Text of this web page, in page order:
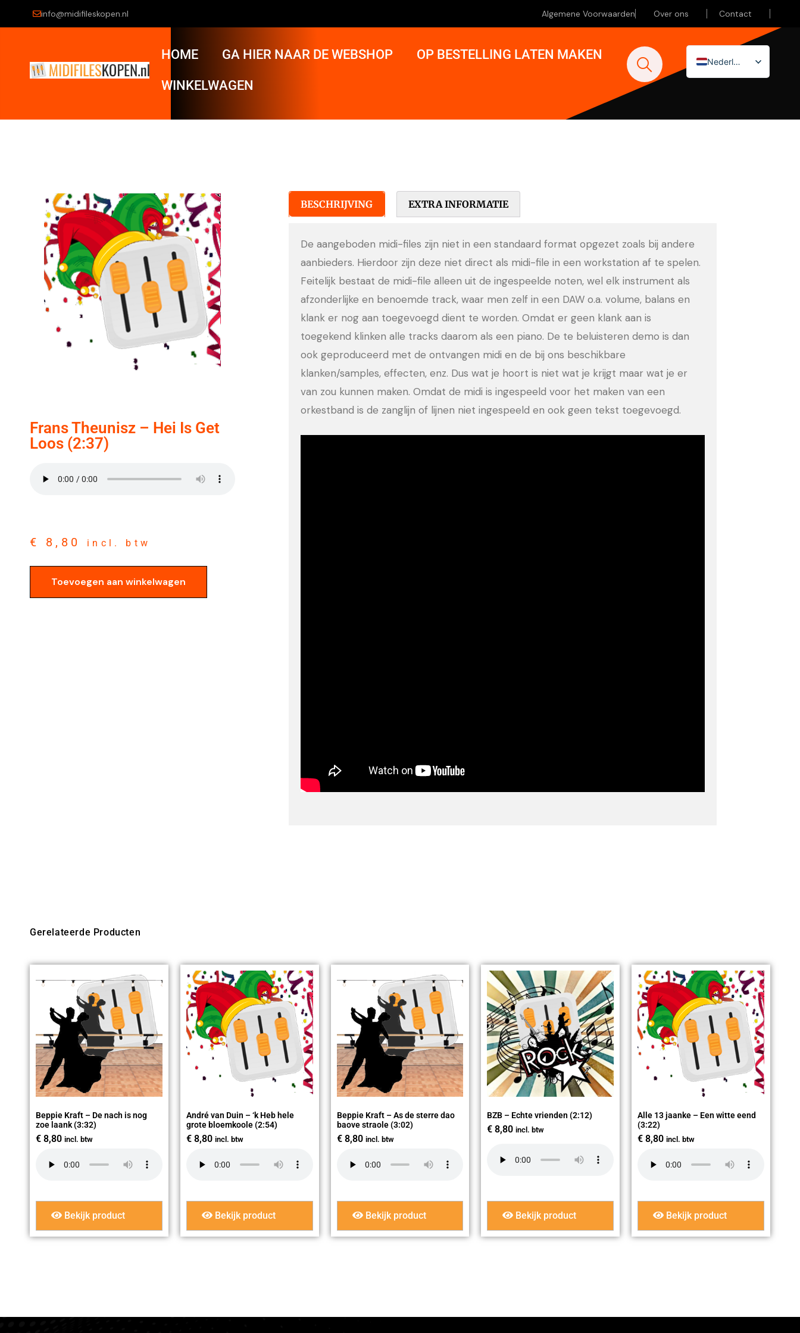
info@midifileskopen.nl Algemene Voorwaarden Over ons Contact
HOME GA HIER NAAR DE WEBSHOP OP BESTELLING LATEN MAKEN
WINKELWAGEN
Nederlands
English (UK)
Frans Theunisz – Hei Is Get
Loos (2:37)
€ 8,80 incl. btw
Toevoegen aan winkelwagen
BESCHRIJVING EXTRA INFORMATIE
De aangeboden midi-files zijn niet in een standaard format opgezet zoals bij andere
aanbieders. Hierdoor zijn deze niet direct als midi-file in een workstation af te spelen.
Feitelijk bestaat de midi-file alleen uit de ingespeelde noten, wel elk instrument als
afzonderlijke en benoemde track, waar men zelf in een DAW o.a. volume, balans en
klank er nog aan toegevoegd dient te worden. Omdat er geen klank aan is
toegekend klinken alle tracks daarom als een piano. De te beluisteren demo is dan
ook geproduceerd met de ontvangen midi en de bij ons beschikbare
klanken/samples, effecten, enz. Dus wat je hoort is niet wat je krijgt maar wat je er
van zou kunnen maken. Omdat de midi is ingespeeld voor het maken van een
orkestband is de zanglijn of lijnen niet ingespeeld en ook geen tekst toegevoegd.
Gerelateerde Producten
Beppie Kraft – De nach is nog
zoe laank (3:32)
€ 8,80 incl. btw
Bekijk product
André van Duin – ‘k Heb hele
grote bloemkoole (2:54)
€8,80 incl. btw
Bekijk product
Beppie Kraft – As de sterre dao
baove straole (3:02)
€8,80 incl. btw
Bekijk product
BZB – Echte vrienden (2:12)
€ 8,80 incl. btw
Bekijk product
Alle 13 jaanke – Een witte eend
(3:22)
€ 8,80 incl. btw
Bekijk product